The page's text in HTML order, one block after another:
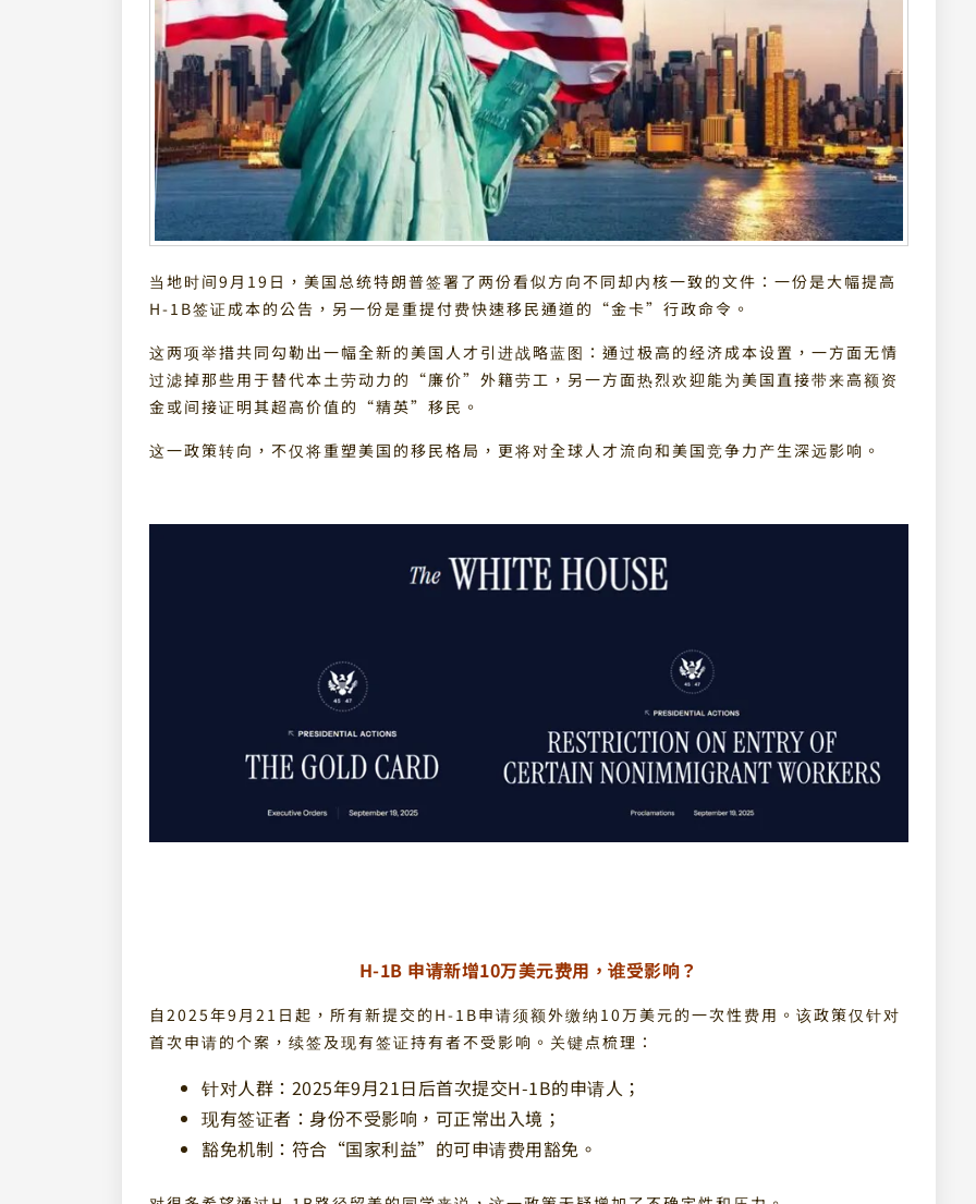
当地时间9月19日，美国总统特朗普签署了两份看似方向不同却内核一致的文件：一份是大幅提高
H-1B签证成本的公告，另一份是重提付费快速移民通道的“金卡”行政命令。
这两项举措共同勾勒出一幅全新的美国人才引进战略蓝图：通过极高的经济成本设置，一方面无情
过滤掉那些用于替代本土劳动力的“廉价”外籍劳工，另一方面热烈欢迎能为美国直接带来高额资
金或间接证明其超高价值的“精英”移民。
这一政策转向，不仅将重塑美国的移民格局，更将对全球人才流向和美国竞争力产生深远影响。
H-1B 申请新增10万美元费用，谁受影响？
自2025年9月21日起，所有新提交的H-1B申请须额外缴纳10万美元的一次性费用。该政策仅针对
首次申请的个案，续签及现有签证持有者不受影响。关键点梳理：
针对人群：2025年9月21日后首次提交H-1B的申请人；
现有签证者：身份不受影响，可正常出入境；
豁免机制：符合“国家利益”的可申请费用豁免。